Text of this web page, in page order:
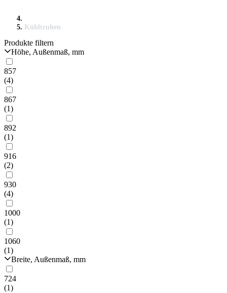
Kühltruhen
Produkte filtern
Höhe, Außenmaß, mm
857
(4)
867
(1)
892
(1)
916
(2)
930
(4)
1000
(1)
1060
(1)
Breite, Außenmaß, mm
724
(1)